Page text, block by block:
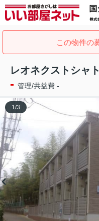
この物件の
レオネクストシャ
- 管理/共益費 -
1/3